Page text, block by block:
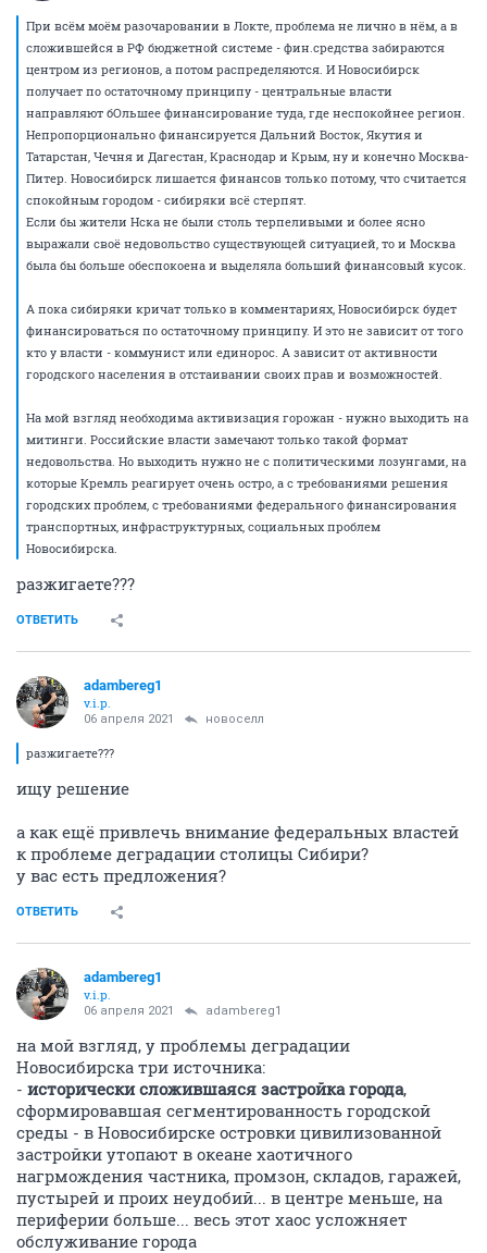
При всём моём разочаровании в Локте, проблема не лично в нём, а в
сложившейся в РФ бюджетной системе - фин.средства забираются
центром из регионов, а потом распределяются. И Новосибирск
получает по остаточному принципу - центральные власти
направляют бОльшее финансирование туда, где неспокойнее регион.
Непропорционально финансируется Дальний Восток, Якутия и
Татарстан, Чечня и Дагестан, Краснодар и Крым, ну и конечно Москва-
Питер. Новосибирск лишается финансов только потому, что считается
спокойным городом - сибиряки всё стерпят.
Если бы жители Нска не были столь терпеливыми и более ясно
выражали своё недовольство существующей ситуацией, то и Москва
была бы больше обеспокоена и выделяла больший финансовый кусок.
А пока сибиряки кричат только в комментариях, Новосибирск будет
финансироваться по остаточному принципу. И это не зависит от того
кто у власти - коммунист или единорос. А зависит от активности
городского населения в отстаивании своих прав и возможностей.
На мой взгляд необходима активизация горожан - нужно выходить на
митинги. Российские власти замечают только такой формат
недовольства. Но выходить нужно не с политическими лозунгами, на
которые Кремль реагирует очень остро, а с требованиями решения
городских проблем, с требованиями федерального финансирования
транспортных, инфраструктурных, социальных проблем
Новосибирска.
разжигаете???
ОТВЕТИТЬ
adambereg1
v.i.p.
06 апреля 2021 новоселл
разжигаете???
ищу решение
а как ещё привлечь внимание федеральных властей
к проблеме деградации столицы Сибири?
у вас есть предложения?
ОТВЕТИТЬ
adambereg1
v.i.p.
06 апреля 2021 adambereg1
на мой взгляд, у проблемы деградации
Новосибирска три источника:
- исторически сложившаяся застройка города,
сформировавшая сегментированность городской
среды - в Новосибирске островки цивилизованной
застройки утопают в океане хаотичного
нагрмождения частника, промзон, складов, гаражей,
пустырей и проих неудобий... в центре меньше, на
периферии больше... весь этот хаос усложняет
обслуживание города